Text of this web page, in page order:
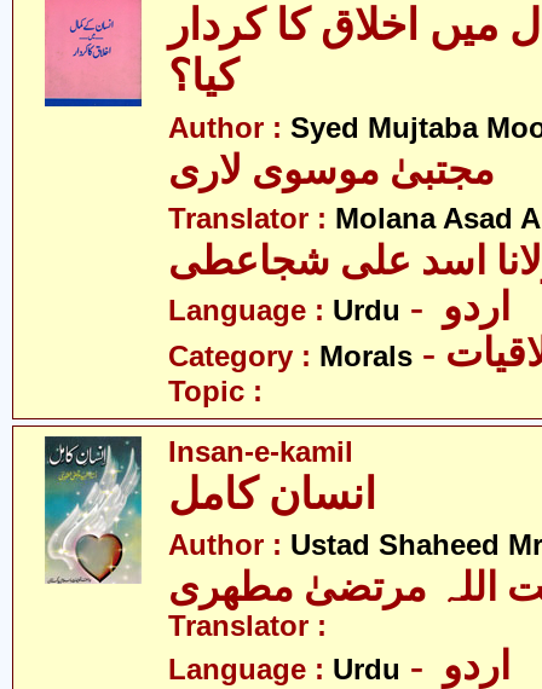
میں اخلاق کا کردار
کیا؟
Author : Syed Mujtaba
مجتبیٰ موسوی لاری
Translator : Molana Asad
Language : Urdu
Category : Morals
Topic :
Insan-e-kamil
Author : Ustad Shaheed
اللہ مرتضیٰ مطھری
Translator :
Language : Urdu